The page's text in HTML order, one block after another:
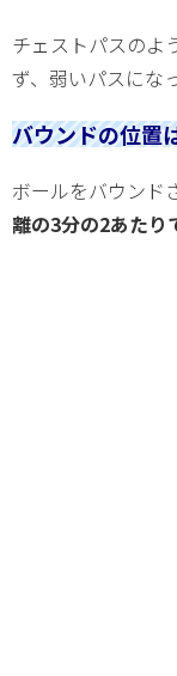
チェストパスのよ
ず、弱いパスにな
バウンドの位置
ボールをバウンド
離の3分の2あたり